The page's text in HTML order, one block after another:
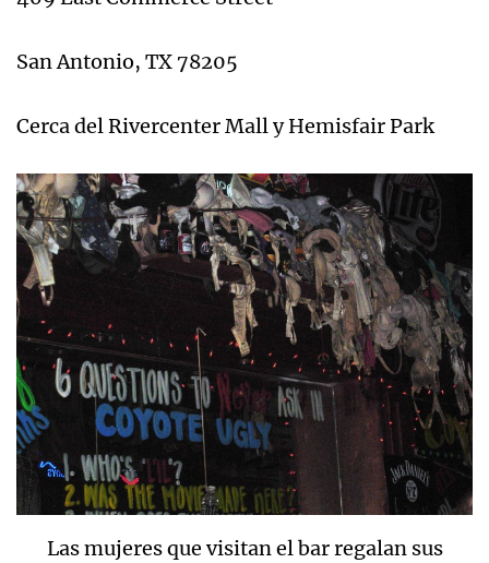
San Antonio, TX 78205
Cerca del Rivercenter Mall y Hemisfair Park
Las mujeres que visitan el bar regalan sus